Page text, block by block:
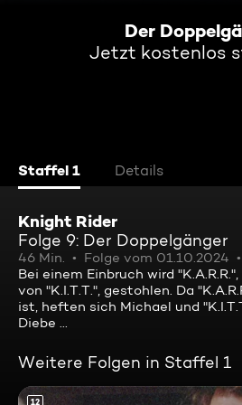
Der
Jetzt kostenlos
Staffel 1 Details
Knight Rider
Folge 9: Der Doppelgänger
46 Min. Folge vom 01.10.2024
Bei einem Einbruch wird
von "K.I.T.T.", gestohlen. Da
ist, heften sich Michael und
Diebe ...
Weitere Folgen in Staffel 1
12